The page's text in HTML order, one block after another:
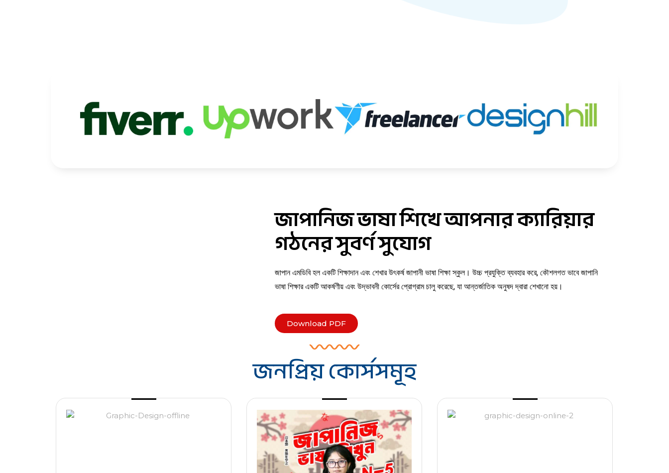
জাপানিজ ভাষা শিখে আপনার ক্যারিয়ার
গঠনের সুবর্ণ সুযোগ
জাপান এমডিবি হল একটি শিক্ষাদান এবং শেখার উৎকর্ষ জাপানী ভাষা শিক্ষা স্কুল। উচ্চ প্রযুক্তি ব্যবহার করে, কৌশলগত ভাবে জাপানি
ভাষা শিক্ষার একটি আকর্ষণীয় এবং উদ্ভাবনী কোর্সের প্রোগ্রাম চালু করেছে, যা আন্তর্জাতিক অনুষদ দ্বারা শেখানো হয়।
Download PDF
জনপ্রিয় কোর্সসমূহ